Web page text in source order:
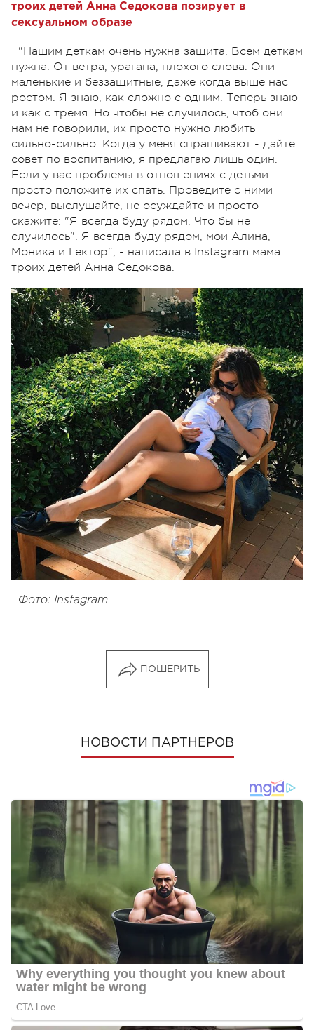
троих детей Анна Седокова позирует в
сексуальном образе
"Нашим деткам очень нужна защита. Всем деткам
нужна. От ветра, урагана, плохого слова. Они
маленькие и беззащитные, даже когда выше нас
ростом. Я знаю, как сложно с одним. Теперь знаю
и как с тремя. Но чтобы не случилось, чтоб они
нам не говорили, их просто нужно любить
сильно-сильно. Когда у меня спрашивают - дайте
совет по воспитанию, я предлагаю лишь один.
Если у вас проблемы в отношениях с детьми -
просто положите их спать. Проведите с ними
вечер, выслушайте, не осуждайте и просто
скажите: "Я всегда буду рядом. Что бы не
случилось". Я всегда буду рядом, мои Алина,
Моника и Гектор", - написала в Instagram мама
троих детей Анна Седокова.
Фото: Instagram
ПОШЕРИТЬ
НОВОСТИ ПАРТНЕРОВ